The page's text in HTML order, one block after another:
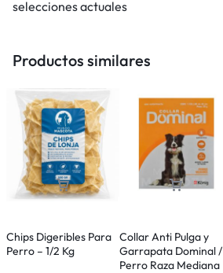
selecciones actuales
Productos similares
Chips Digeribles Para
Perro – 1/2 Kg
Collar Anti Pulga y
Garrapata Dominal /
Perro Raza Mediana